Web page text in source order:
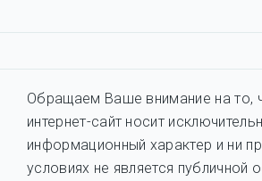
Обращаем Ваше внимание на то,
интернет-сайт носит
информационный характер и ни
условиях не является публичной